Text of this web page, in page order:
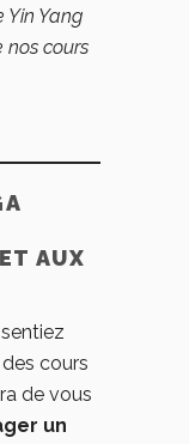
Yin Yang
nos cours
AUX
cours
de vous
un